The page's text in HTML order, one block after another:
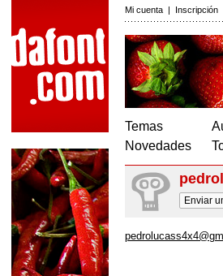
Mi cuenta | Inscripción
Temas
Novedades
Enviar